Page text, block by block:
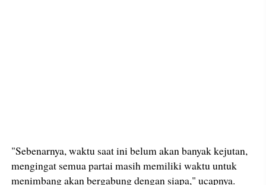
"Sebenarnya, waktu saat ini belum akan banyak kejutan,
mengingat semua partai masih memiliki waktu untuk
menimbang akan bergabung dengan siapa," ucapnya.